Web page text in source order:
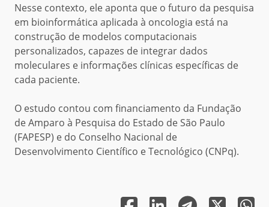
Nesse contexto, ele aponta que o futuro da pesquisa
em bioinformática aplicada à oncologia está na
construção de modelos computacionais
personalizados, capazes de integrar dados
moleculares e informações clínicas específicas de
cada paciente.
O estudo contou com financiamento da Fundação
de Amparo à Pesquisa do Estado de São Paulo
(FAPESP) e do Conselho Nacional de
Desenvolvimento Científico e Tecnológico (CNPq).